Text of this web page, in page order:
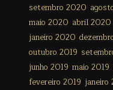
setembro 2020
maio 2020 abril 2020
janeiro 2020
outubro 2019
junho 2019 maio 2019
fevereiro 2019 janeiro